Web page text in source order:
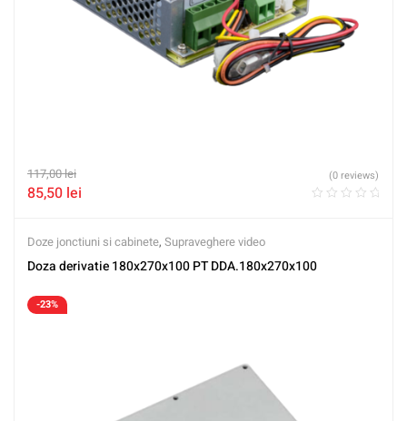
117,00lei
85,50 lei
(0 reviews)
Doze jonctiuni si cabinete, Supraveghere video
Doza derivatie 180x270x100 PT DDA.180x270x100
-23%